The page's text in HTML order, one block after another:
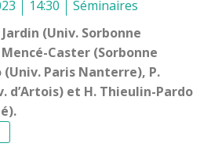
14:30
Séminaires
(Univ. Sorbonne
Caster (Sorbonne
Paris Nanterre), P.
d’Artois) et H. Thieulin-Pardo